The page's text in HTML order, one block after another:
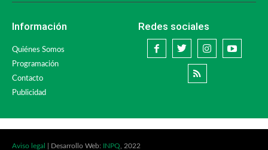
Información
Quiénes Somos
Programación
Contacto
Publicidad
Redes sociales
Aviso legal | Desarrollo Web: INPQ , 2022